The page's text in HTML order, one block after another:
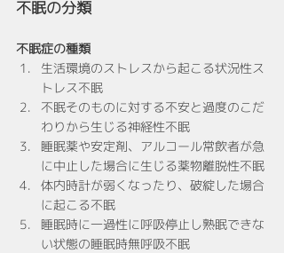
不眠の分類
不眠症の種類
生活環境のストレスから起こる状況性ス
トレス不眠
不眠そのものに対する不安と過度のこだ
わりから生じる神経性不眠
睡眠薬や安定剤、アルコール常飲者が急
に中止した場合に生じる薬物離脱性不眠
体内時計が弱くなったり、破綻した場合
に起こる不眠
睡眠時に一過性に呼吸停止し熟眠できな
い状態の睡眠時無呼吸不眠